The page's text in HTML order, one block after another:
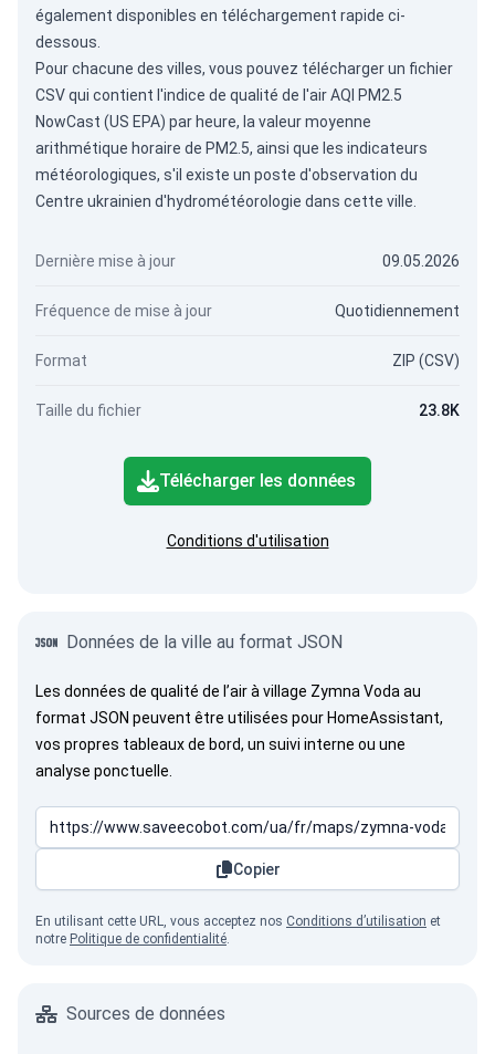
également disponibles en téléchargement rapide ci-
dessous.
Pour chacune des villes, vous pouvez télécharger un fichier
CSV qui contient l'indice de qualité de l'air AQI PM2.5
NowCast (US EPA) par heure, la valeur moyenne
arithmétique horaire de PM2.5, ainsi que les indicateurs
météorologiques, s'il existe un poste d'observation du
Centre ukrainien d'hydrométéorologie dans cette ville.
Dernière mise à jour 09.05.2026
Fréquence de mise à jour Quotidiennement
Format ZIP (CSV)
Taille du fichier 23.8K
Télécharger les données
Conditions d'utilisation
Données de la ville au format JSON
Les données de qualité de l’air à village Zymna Voda au
format JSON peuvent être utilisées pour HomeAssistant,
vos propres tableaux de bord, un suivi interne ou une
analyse ponctuelle.
Copier
En utilisant cette URL, vous acceptez nos Conditions d’utilisation et
notre Politique de confidentialité.
Sources de données